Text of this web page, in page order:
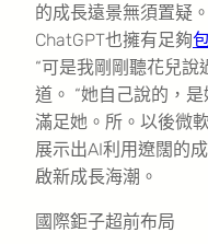
的成長遠景無須置疑
ChatGPT也擁有足夠
“可是我剛剛聽花兒說
道。 “她自己說的，
滿足她。所。以後微
展示出AI利用遼闊的
啟新成長海潮。
國際鉅子超前布局